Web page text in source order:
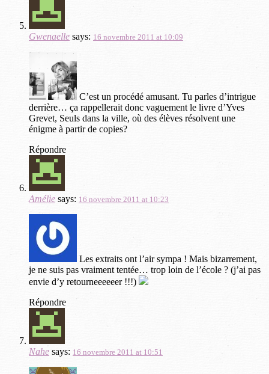
Gwenaelle says: 16 novembre 2011 at 10:09
C’est un procédé amusant. Tu parles d’intrigue
derrière… ça rappellerait donc vaguement le livre d’Yves
Grevet, Seuls dans la ville, où des élèves résolvent une
énigme à partir de copies?
Répondre
Amélie says: 16 novembre 2011 at 10:23
Les extraits ont l’air sympa ! Mais bizarrement,
je ne suis pas vraiment tentée… trop loin de l’école ? (j’ai pas
envie d’y retourneeeeeer !!!)
Répondre
Nahe says: 16 novembre 2011 at 10:51